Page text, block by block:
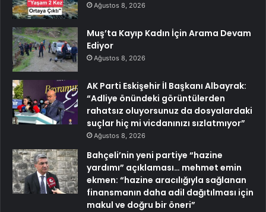
Ağustos 8, 2026
Muş’ta Kayıp Kadın İçin Arama Devam
Ediyor
Ağustos 8, 2026
AK Parti Eskişehir İl Başkanı Albayrak:
“Adliye önündeki görüntülerden
rahatsız oluyorsunuz da dosyalardaki
suçlar hiç mi vicdanınızı sızlatmıyor”
Ağustos 8, 2026
Bahçeli’nin yeni partiye “hazine
yardımı” açıklaması… mehmet emin
ekmen: “hazine aracılığıyla sağlanan
finansmanın daha adil dağıtılması için
makul ve doğru bir öneri”